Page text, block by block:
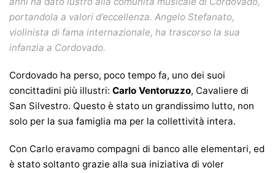
portandola a valori d’eccellenza. Angelo Stefanato,
violinista di fama internazionale, ha trascorso la sua
infanzia a Cordovado.
Cordovado ha perso, poco tempo fa, uno dei suoi
concittadini più illustri: Carlo Ventoruzzo, Cavaliere di
San Silvestro. Questo è stato un grandissimo lutto, non
solo per la sua famiglia ma per la collettività intera.
Con Carlo eravamo compagni di banco alle elementari, ed
è stato soltanto grazie alla sua iniziativa di voler